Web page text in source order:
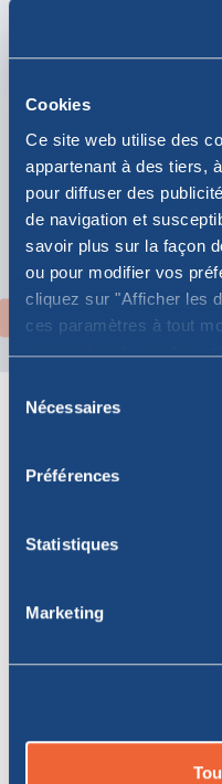
Cookies
Ce site web utilise des
appartenant à des tiers,
pour diffuser des
de navigation et
savoir plus sur la façon
ou pour modifier vos
cliquez sur "Afficher les
ces paramètres à tout
en matière de cookies
sélection", vous
Nécessaires
Préférences
Statistiques
Marketing
Les
Découvrez
Promos
Promotions qui
PEX